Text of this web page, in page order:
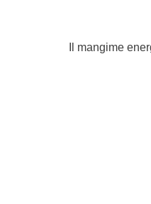
Il mangime